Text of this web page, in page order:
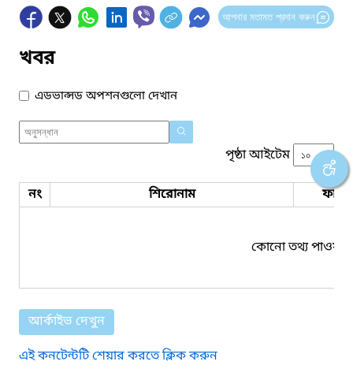
আপনার মতামত প্রদান করুন
খবর
এডভান্সড অপশনগুলো দেখান
পৃষ্ঠা আইটেম
নং শিরোনাম ফাইল
কোনো তথ্য পাওয়া
আর্কাইভ দেখুন
এই কনটেন্টটি শেয়ার করতে ক্লিক করুন